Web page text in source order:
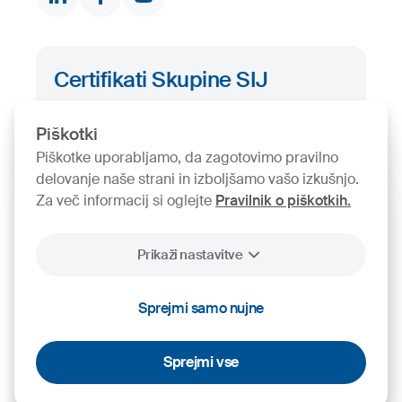
Piškotki
Piškotke uporabljamo, da zagotovimo pravilno
delovanje naše strani in izboljšamo vašo izkušnjo.
Za več informacij si oglejte Pravilnik o piškotkih.
Prikaži nastavitve
Sprejmi samo nujne
Sprejmi vse
Certifikati Skupine SIJ
Pravno obvestiloVarstvo osebnih podatkov